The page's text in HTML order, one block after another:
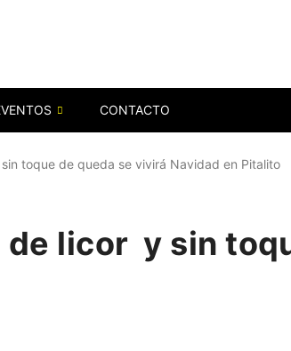
CONTACTO
toque de queda se vivirá Navidad en Pitalito
licor y sin